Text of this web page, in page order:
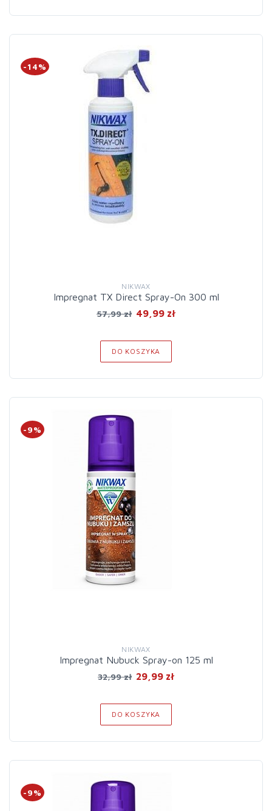
-14%
NIKWAX
Impregnat TX Direct Spray-On 300 ml
57,99 zł 49,99 zł
DO KOSZYKA
-9%
NIKWAX
Impregnat Nubuck Spray-on 125 ml
32,99 zł 29,99 zł
DO KOSZYKA
-9%